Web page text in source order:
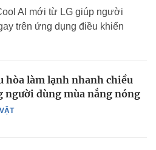
AI mới từ LG giúp người
trên ứng dụng điều khiển
hòa làm lạnh nhanh chiều
người dùng mùa nắng nóng